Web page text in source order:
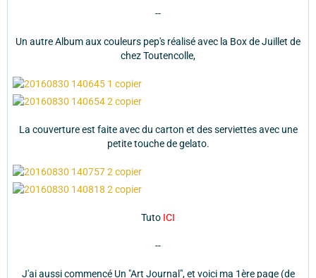
--
Un autre Album aux couleurs pep's réalisé avec la Box de Juillet de
chez Toutencolle,
La couverture est faite avec du carton et des serviettes avec une
petite touche de gelato.
Tuto ICI
--
J'ai aussi commencé Un "Art Journal", et voici ma 1ère page (de